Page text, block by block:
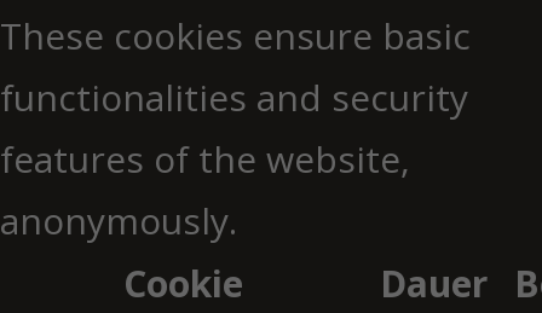
These cookies ensure basic
functionalities and security
features of the website,
anonymously.
Cookie
Dauer